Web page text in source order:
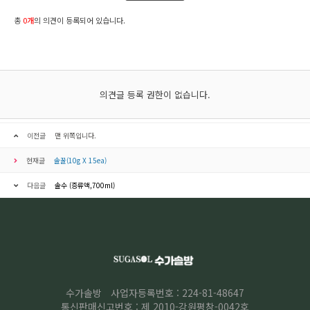
총 0개의 의견이 등록되어 있습니다.
의견글 등록 권한이 없습니다.
이전글 맨 위쪽입니다.
현재글 솔꿀(10g X 15ea)
다음글 솔수 (증류액,700ml)
수가솔방
사업자등록번호 : 224-81-48647
통신판매신고번호 : 제 2010-강원평창-0042호